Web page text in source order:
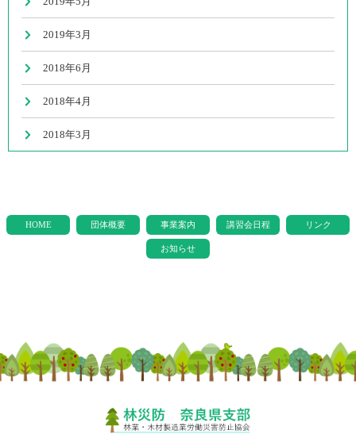
2019年3月
2018年6月
2018年4月
2018年3月
HOME 団体概要 事業案内 講習会日程 リンク
お知らせ